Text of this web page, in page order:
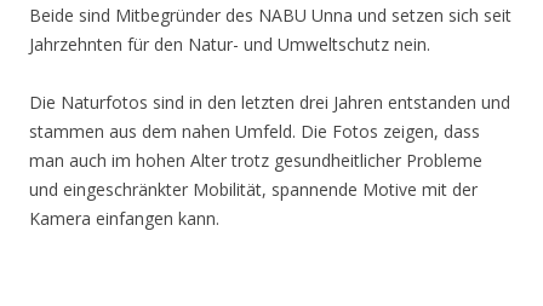
Beide sind Mitbegründer des NABU Unna und setzen sich seit
Jahrzehnten für den Natur- und Umweltschutz nein.
Die Naturfotos sind in den letzten drei Jahren entstanden und
stammen aus dem nahen Umfeld. Die Fotos zeigen, dass
man auch im hohen Alter trotz gesundheitlicher Probleme
und eingeschränkter Mobilität, spannende Motive mit der
Kamera einfangen kann.